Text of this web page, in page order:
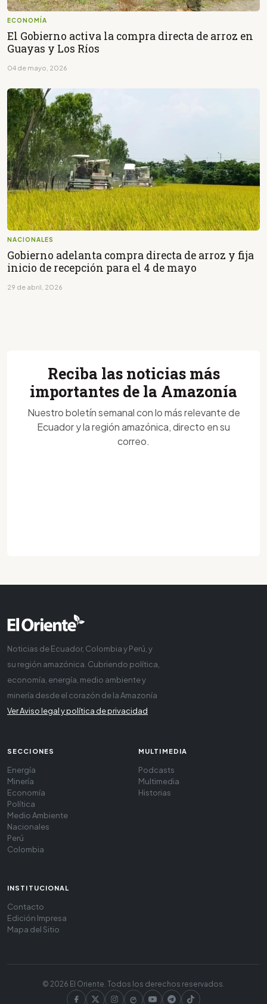
ECONOMÍA
El Gobierno activa la compra directa de arroz en
Guayas y Los Ríos
04 de mayo, 2026
NACIONALES
Gobierno adelanta compra directa de arroz y fija
inicio de recepción para el 4 de mayo
29 de abril, 2026
Reciba las noticias más
importantes de la Amazonía
Nuestro boletín semanal con lo más relevante de
Ecuador y la región amazónica, directo en su
correo.
Noticias de Ecuador, Colombia y Perú, y
su región amazónica. Cubriendo política,
economía, energía, medio ambiente y
minería desde el corazón de la Amazonía
Ver Aviso legal y política de privacidad
SECCIONES
Energía
Minería
Economía
Política
Medio Ambiente
Nacionales
Perú
Colombia
MULTIMEDIA
Podcasts
Multimedia
Historias
INSTITUCIONAL
Contacto
Edición Impresa
Mapa del Sitio
© 2026 El Oriente. Todos los derechos reservados.